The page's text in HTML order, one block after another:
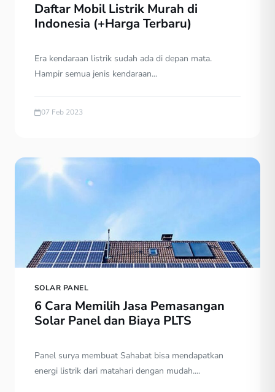
Daftar Mobil Listrik Murah di
Indonesia (+Harga Terbaru)
Era kendaraan listrik sudah ada di depan mata.
Hampir semua jenis kendaraan...
07 Feb 2023
SOLAR PANEL
6 Cara Memilih Jasa Pemasangan
Solar Panel dan Biaya PLTS
Panel surya membuat Sahabat bisa mendapatkan
energi listrik dari matahari dengan mudah....